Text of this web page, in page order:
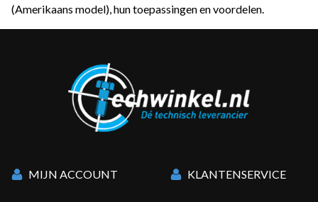
(Amerikaans model), hun toepassingen en voordelen.
MIJN ACCOUNT KLANTENSERVICE